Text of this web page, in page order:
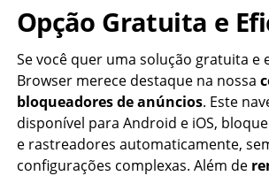
Opção Gratuita e
Se você quer uma solução gratuita e
Browser merece destaque na nossa
bloqueadores de anúncios. Este
disponível para Android e iOS,
e rastreadores automaticamente,
configurações complexas. Além de